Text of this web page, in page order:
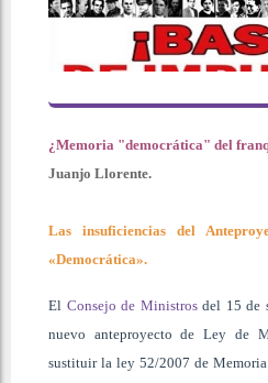
¿Memoria "democrática" del
Juanjo Llorente.
Las insuficiencias del
«Democrática».
El Consejo de Ministros del 15 de
nuevo anteproyecto de Ley de
sustituir la ley 52/2007 de